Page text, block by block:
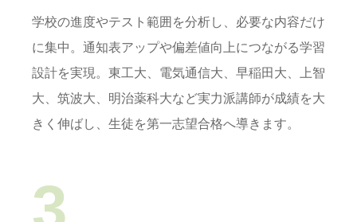
学校の進度やテスト範囲を分析し、必要な内容だけ
に集中。通知表アップや偏差値向上につながる学習
設計を実現。 東工大、電気通信大、早稲田大、上智
大、筑波大、明治薬科大など実力派講師が成績を大
きく伸ばし、生徒を第一志望合格へ導きます。